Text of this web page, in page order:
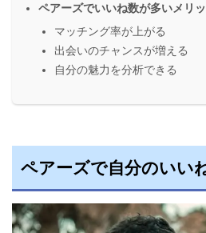
ペアーズでいいね数が多いメリ
マッチング率が上がる
出会いのチャンスが増える
自分の魅力を分析できる
ペアーズで自分のいい